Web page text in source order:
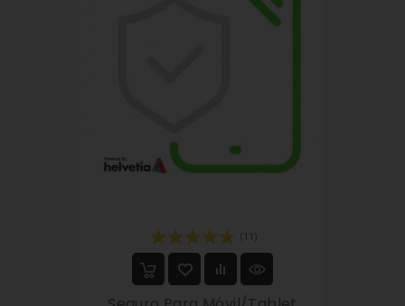
(11)